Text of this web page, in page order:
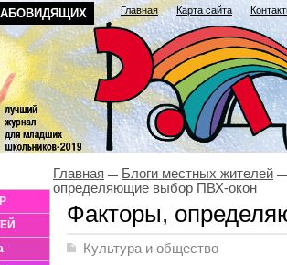
Главная Карта сайта
Главная
Блоги местных жителей
определяющие выбор ПВХ-окон
Факторы,
Культура и общество